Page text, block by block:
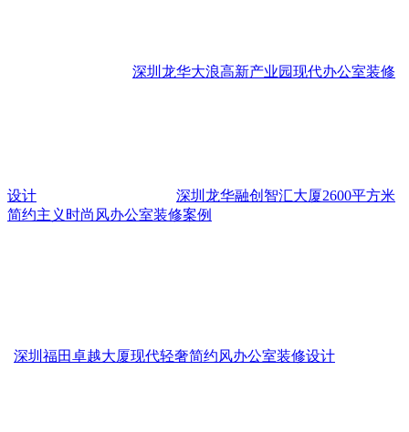
深圳龙华大浪高新产业园现代办公室装修
设计
深圳龙华融创智汇大厦2600平方米
简约主义时尚风办公室装修案例
深圳福田卓越大厦现代轻奢简约风办公室装修设计